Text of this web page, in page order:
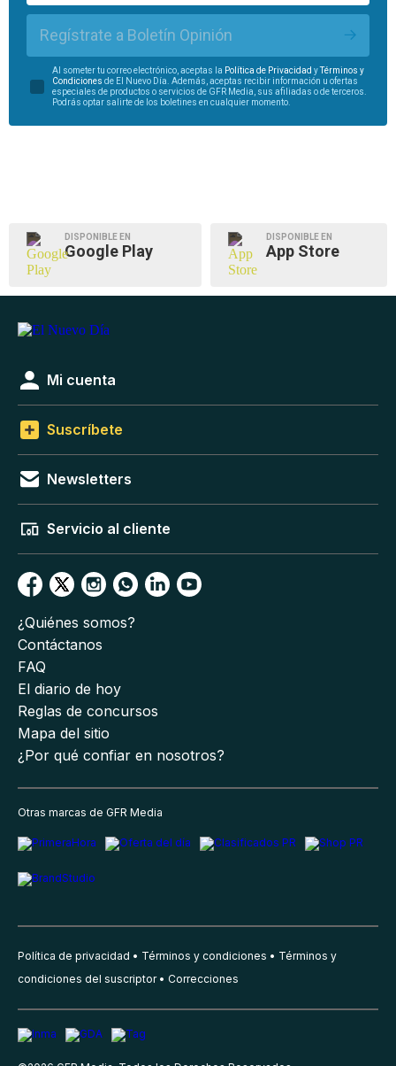
Regístrate a Boletín Opinión
Al someter tu correo electrónico, aceptas la Política de Privacidad yTérminos y
Condiciones de El Nuevo Día. Además, aceptas recibir información u ofertas
especiales de productos o servicios de GFR Media, sus afiliadas o de terceros.
Podrás optar salirte de los boletines en cualquier momento.
DISPONIBLE EN
Google Play
DISPONIBLE EN
App Store
Mi cuenta
Suscríbete
Newsletters
Servicio al cliente
¿Quiénes somos?
Contáctanos
FAQ
El diario de hoy
Reglas de concursos
Mapa del sitio
¿Por qué confiar en nosotros?
Otras marcas de GFR Media
Política de privacidad Términos y condiciones
Términos y
condiciones del suscriptor
Correcciones